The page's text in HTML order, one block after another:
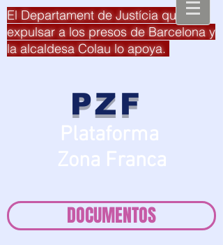
PZF
Plataforma
Zona Franca
El Departament de Justícia quiere
expulsar a los presos de Barcelona y
la alcaldesa Colau lo apoya.
DOCUMENTOS